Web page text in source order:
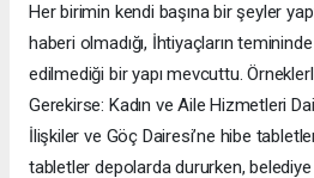
Her birimin kendi başına bir şeyler
haberi olmadığı, İhtiyaçların
edilmediği bir yapı mevcuttu.
Gerekirse: Kadın ve Aile Hizmetleri
İlişkiler ve Göç Dairesi’ne hibe
tabletler depolarda dururken,